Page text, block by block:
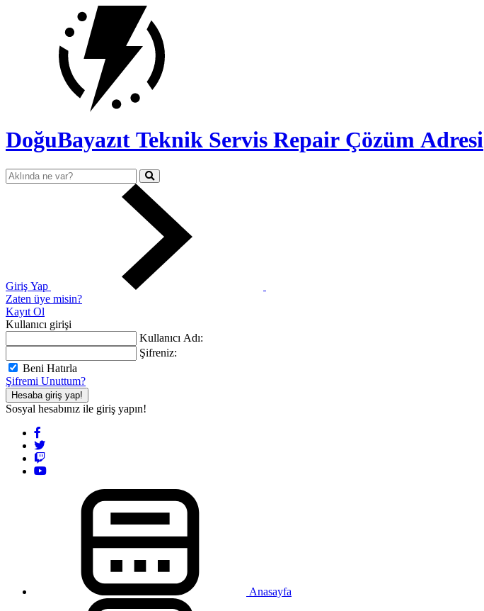
DoğuBayazıt Teknik Servis Repair Çözüm Adresi
Giriş Yap
Zaten üye misin?
Kayıt Ol
Kullanıcı girişi
Kullanıcı Adı:
Şifreniz:
Beni Hatırla
Şifremi Unuttum?
Hesaba giriş yap!
Sosyal hesabınız ile giriş yapın!
Anasayfa